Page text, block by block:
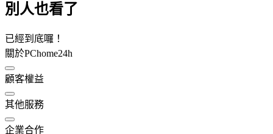
別人也看了
已經到底囉！
關於PChome24h
顧客權益
其他服務
企業合作